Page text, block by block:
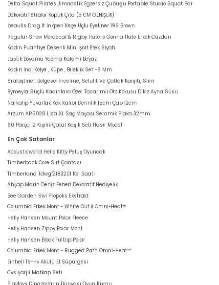
Delta Squat Pilates Jimnastik Egzersiz Çubuğu Portable Studio Squat Bar
Dekoratif Strafor Köpük Çıta (5 CM GENİŞLİK)
beaulis Drag It Inkpen Keçe Uçlu Eyeliner 196 Brown
Regular Show Mordecai & Rigby Haters Gonna Hate Erkek Cüzdan
Kadın Puantiye Desenli Mini Şort Etek Siyah
Lastik Boyama Yazma Kalemi Beyaz
Kadın Inci Kolye , Küpe , Bileklik Set -8 Mm
Sıkılaştırıcı, Bölgesel İncelme, Selülit Ve Çatlak Karşıtı, Slim
Bymeyla Güçlü Kadınlara Özel Tasarımlı Oto Kokusu Dikiz Ayna Süsü
Narkalıp Yuvarlak Kek Kalıbı Derinlik 15cm Çap 12cm
Arzum AR5028 Lisa XL Saç Maşası Seramik Plaka 32mm
60 Parça 12 Kişilik Çatal Kaşık Seti Hasır Model
En Çok Satanlar
Acousticworld Hello Kitty Peluş Oyuncak
Timberback Core Sırt Çantası
Timberland Tdwgf2183201 Kol Saati
Ahşap Marin Deniz Feneri Dekoratif Hediyelik
Bee Garden Sivi Propolis Ekstrakt
Columbia Erkek Mont - White Out İi Omni-Heat™
Helly Hansen Mount Polar Fleece
Helly Hansen Zippy Polar Mont
Helly Hansen Block Fullzip Polar
Columbia Erkek Mont - Rugged Path Omni-Heat™
Einhell Te-Hv Akülü El Süpürgesi
Cvs Şarjli Matkap Seti
Playtoys Dinazorların Dünyası Oyun Kumu